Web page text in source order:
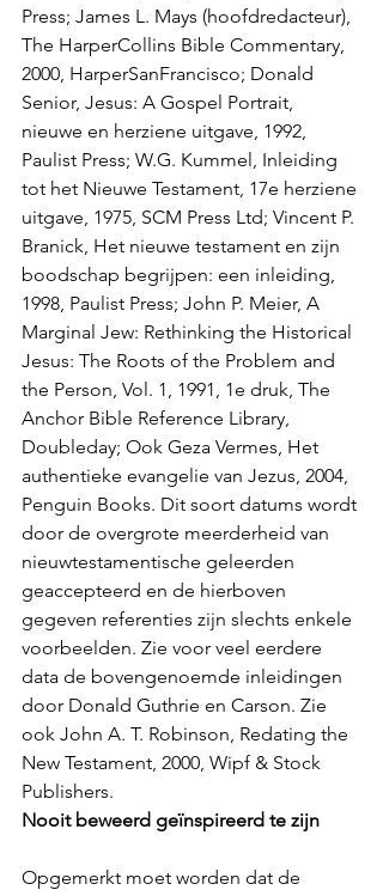
Press; James L. Mays (hoofdredacteur),
The HarperCollins Bible Commentary,
2000, HarperSanFrancisco; Donald
Senior, Jesus: A Gospel Portrait,
nieuwe en herziene uitgave, 1992,
Paulist Press; W.G. Kummel, Inleiding
tot het Nieuwe Testament, 17e herziene
uitgave, 1975, SCM Press Ltd; Vincent P.
Branick, Het nieuwe testament en zijn
boodschap begrijpen: een inleiding,
1998, Paulist Press; John P. Meier, A
Marginal Jew: Rethinking the Historical
Jesus: The Roots of the Problem and
the Person, Vol. 1, 1991, 1e druk, The
Anchor Bible Reference Library,
Doubleday; Ook Geza Vermes, Het
authentieke evangelie van Jezus, 2004,
Penguin Books. Dit soort datums wordt
door de overgrote meerderheid van
nieuwtestamentische geleerden
geaccepteerd en de hierboven
gegeven referenties zijn slechts enkele
voorbeelden. Zie voor veel eerdere
data de bovengenoemde inleidingen
door Donald Guthrie en Carson. Zie
ook John A. T. Robinson, Redating the
New Testament, 2000, Wipf & Stock
Publishers.
Nooit beweerd geïnspireerd te zijn
Opgemerkt moet worden dat de